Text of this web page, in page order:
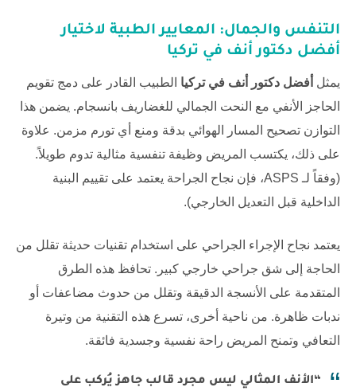
التنفس والجمال: المعايير الطبية لاختيار
أفضل دكتور أنف في تركيا
يمثل أفضل دكتور أنف في تركيا الطبيب القادر على دمج تقويم
الحاجز الأنفي مع النحت الجمالي للغضاريف بانسجام. يضمن هذا
التوازن تصحيح المسار الهوائي بدقة ومنع أي تورم مزمن. علاوة
على ذلك، يكتسب المريض وظيفة تنفسية مثالية تدوم طويلاً.
(وفقاً لـ ASPS، فإن نجاح الجراحة يعتمد على تقييم البنية
الداخلية قبل التعديل الخارجي).
يعتمد نجاح الإجراء الجراحي على استخدام تقنيات حديثة تقلل من
الحاجة إلى شق جراحي خارجي كبير. تحافظ هذه الطرق
المتقدمة على الأنسجة الدقيقة وتقلل من حدوث مضاعفات أو
ندبات ظاهرة. من ناحية أخرى، تسرع هذه التقنية من وتيرة
التعافي وتمنح المريض راحة نفسية وجسدية فائقة.
“الأنف المثالي ليس مجرد قالب جاهز يُركب على